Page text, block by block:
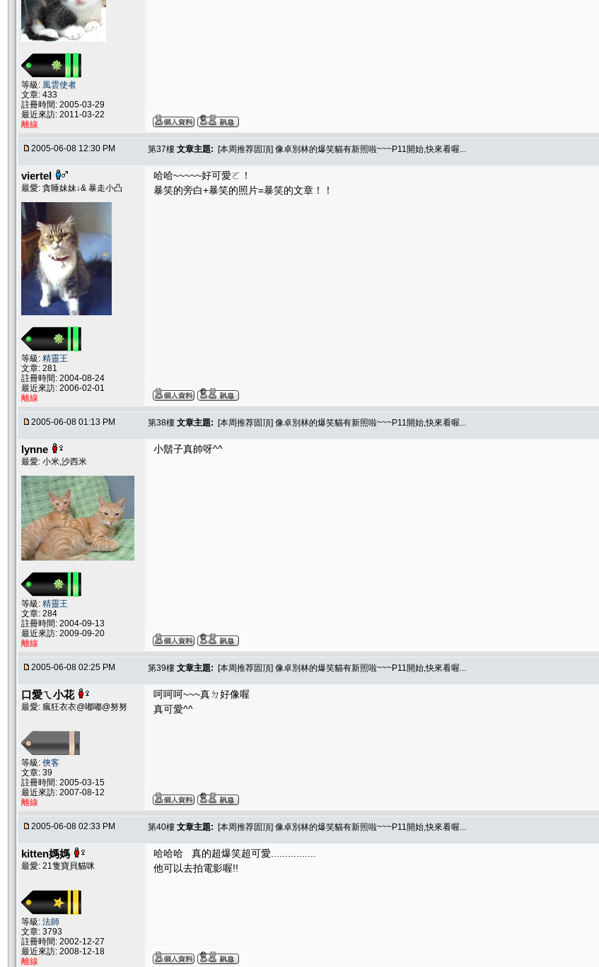
等級: 風雲使者
文章: 433
註冊時間: 2005-03-29
最近來訪: 2011-03-22
離線
2005-06-08 12:30 PM 第37樓 文章主題: [本周推荐固頂] 像卓別林的爆笑貓有新照啦~~~P11開始,快來看喔...
viertel
最愛: 貪睡妹妹↓& 暴走小凸
等級: 精靈王
文章: 281
註冊時間: 2004-08-24
最近來訪: 2006-02-01
離線
哈哈~~~~~好可愛ㄛ！
暴笑的旁白+暴笑的照片=暴笑的文章！！
2005-06-08 01:13 PM 第38樓 文章主題: [本周推荐固頂] 像卓別林的爆笑貓有新照啦~~~P11開始,快來看喔...
lynne
最愛: 小米,沙西米
等級: 精靈王
文章: 284
註冊時間: 2004-09-13
最近來訪: 2009-09-20
離線
小鬍子真帥呀^^
2005-06-08 02:25 PM 第39樓 文章主題: [本周推荐固頂] 像卓別林的爆笑貓有新照啦~~~P11開始,快來看喔...
口愛ㄟ小花
最愛: 瘋狂衣衣@嘟嘟@努努
等級: 俠客
文章: 39
註冊時間: 2005-03-15
最近來訪: 2007-08-12
離線
呵呵呵~~~真ㄉ好像喔
真可愛^^
2005-06-08 02:33 PM 第40樓 文章主題: [本周推荐固頂] 像卓別林的爆笑貓有新照啦~~~P11開始,快來看喔...
kitten媽媽
最愛: 21隻寶貝貓咪
等級: 法師
文章: 3793
註冊時間: 2002-12-27
最近來訪: 2008-12-18
離線
哈哈哈 真的超爆笑超可愛................
他可以去拍電影喔!!